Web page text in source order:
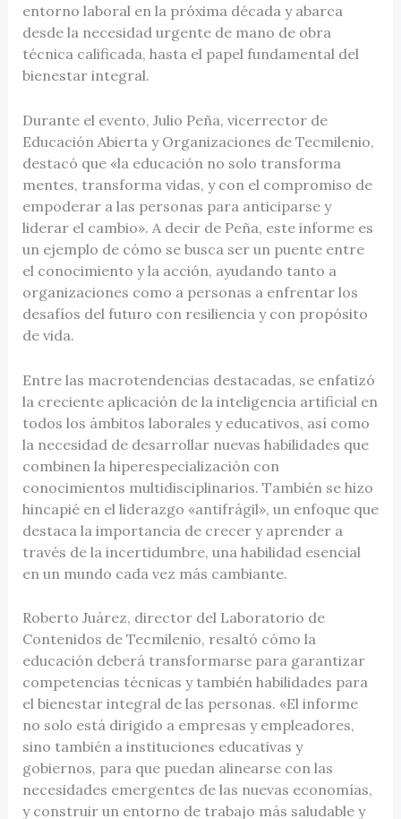
entorno laboral en la próxima década y abarca
desde la necesidad urgente de mano de obra
técnica calificada, hasta el papel fundamental del
bienestar integral.
Durante el evento, Julio Peña, vicerrector de
Educación Abierta y Organizaciones de Tecmilenio,
destacó que «la educación no solo transforma
mentes, transforma vidas, y con el compromiso de
empoderar a las personas para anticiparse y
liderar el cambio». A decir de Peña, este informe es
un ejemplo de cómo se busca ser un puente entre
el conocimiento y la acción, ayudando tanto a
organizaciones como a personas a enfrentar los
desafíos del futuro con resiliencia y con propósito
de vida.
Entre las macrotendencias destacadas, se enfatizó
la creciente aplicación de la inteligencia artificial en
todos los ámbitos laborales y educativos, así como
la necesidad de desarrollar nuevas habilidades que
combinen la hiperespecialización con
conocimientos multidisciplinarios. También se hizo
hincapié en el liderazgo «antifrágil», un enfoque que
destaca la importancia de crecer y aprender a
través de la incertidumbre, una habilidad esencial
en un mundo cada vez más cambiante.
Roberto Juárez, director del Laboratorio de
Contenidos de Tecmilenio, resaltó cómo la
educación deberá transformarse para garantizar
competencias técnicas y también habilidades para
el bienestar integral de las personas. «El informe
no solo está dirigido a empresas y empleadores,
sino también a instituciones educativas y
gobiernos, para que puedan alinearse con las
necesidades emergentes de las nuevas economías,
y construir un entorno de trabajo más saludable y